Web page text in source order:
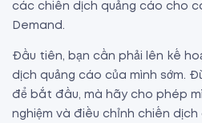
các chiến dịch quảng cáo cho
Demand.
Đầu tiên, bạn cần phải lên kế
dịch quảng cáo của mình sớm.
để bắt đầu, mà hãy cho phép
nghiệm và điều chỉnh chiến dịch